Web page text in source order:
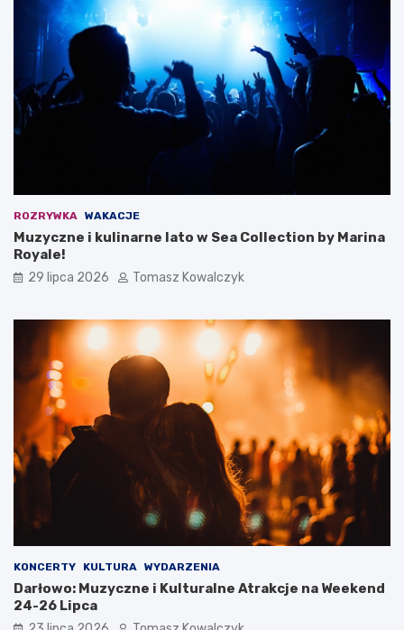
ROZRYWKA WAKACJE
Muzyczne i kulinarne lato w Sea Collection by Marina
Royale!
29 lipca 2026 Tomasz Kowalczyk
KONCERTY KULTURA WYDARZENIA
Darłowo: Muzyczne i Kulturalne Atrakcje na Weekend
24-26 Lipca